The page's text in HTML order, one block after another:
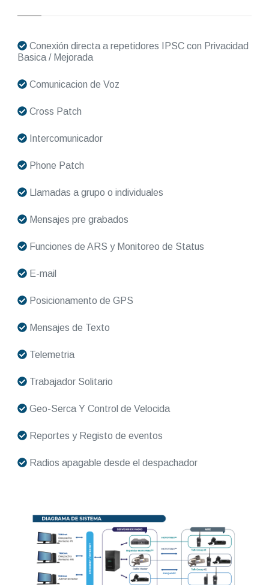
Conexión directa a repetidores IPSC con Privacidad
Basica / Mejorada
Comunicacion de Voz
Cross Patch
Intercomunicador
Phone Patch
Llamadas a grupo o individuales
Mensajes pre grabados
Funciones de ARS y Monitoreo de Status
E-mail
Posicionamento de GPS
Mensajes de Texto
Telemetria
Trabajador Solitario
Geo-Serca Y Control de Velocida
Reportes y Registo de eventos
Radios apagable desde el despachador